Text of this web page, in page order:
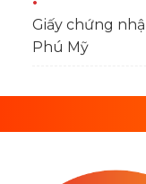
Giấy chứng
Phú Mỹ